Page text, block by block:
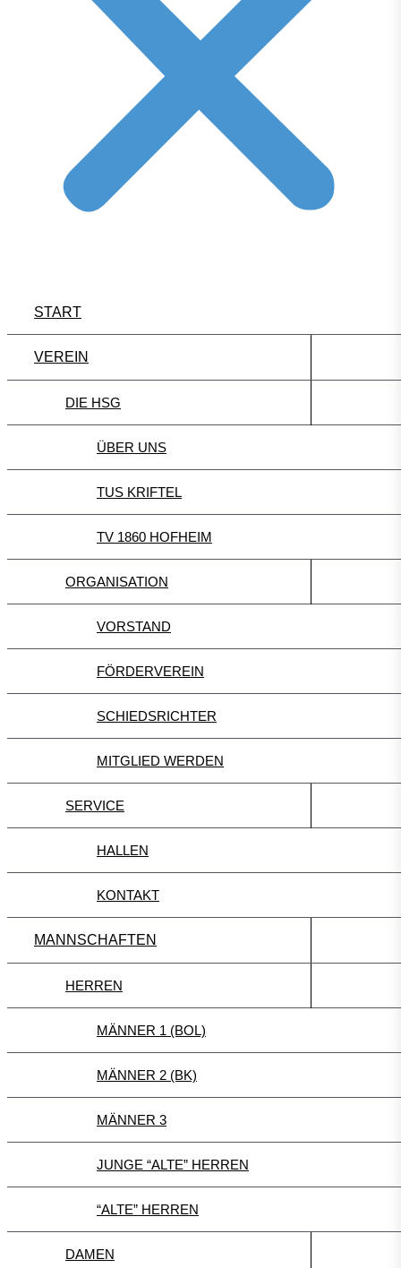
START
VEREIN
DIE HSG
ÜBER UNS
TUS KRIFTEL
TV 1860 HOFHEIM
ORGANISATION
VORSTAND
FÖRDERVEREIN
SCHIEDSRICHTER
MITGLIED WERDEN
SERVICE
HALLEN
KONTAKT
MANNSCHAFTEN
HERREN
MÄNNER 1 (BOL)
MÄNNER 2 (BK)
MÄNNER 3
JUNGE “ALTE” HERREN
“ALTE” HERREN
DAMEN